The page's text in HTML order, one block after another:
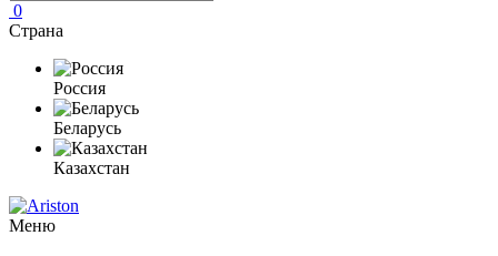
0
Страна
Россия
Беларусь
Казахстан
Меню